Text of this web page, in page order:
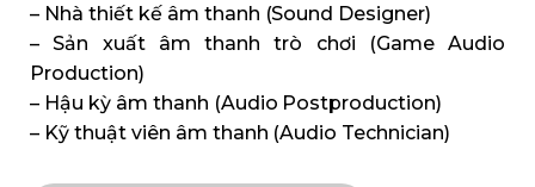
– Nhà thiết kế âm thanh (Sound Designer)
– Sản xuất âm thanh trò chơi (Game Audio
Production)
– Hậu kỳ âm thanh (Audio Postproduction)
– Kỹ thuật viên âm thanh (Audio Technician)